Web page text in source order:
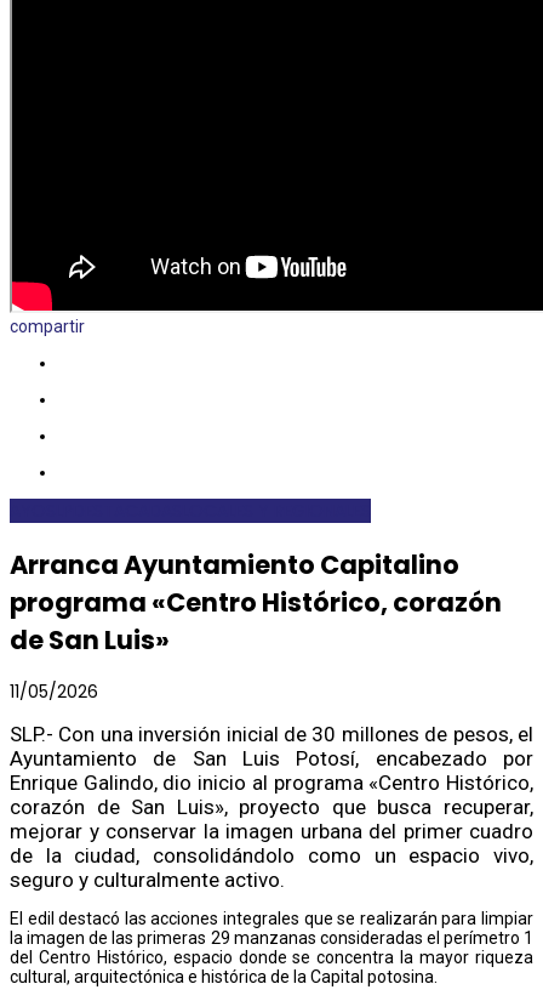
compartir
Arranca Ayuntamiento Capitalino
programa «Centro Histórico, corazón
de San Luis»
11/05/2026
SLP.- Con una inversión inicial de 30 millones de pesos, el
Ayuntamiento de San Luis Potosí, encabezado por
Enrique Galindo, dio inicio al programa «Centro Histórico,
corazón de San Luis», proyecto que busca recuperar,
mejorar y conservar la imagen urbana del primer cuadro
de la ciudad, consolidándolo como un espacio vivo,
seguro y culturalmente activo.
El edil destacó las acciones integrales que se realizarán para limpiar
la imagen de las primeras 29 manzanas consideradas el perímetro 1
del Centro Histórico, espacio donde se concentra la mayor riqueza
cultural, arquitectónica e histórica de la Capital potosina.